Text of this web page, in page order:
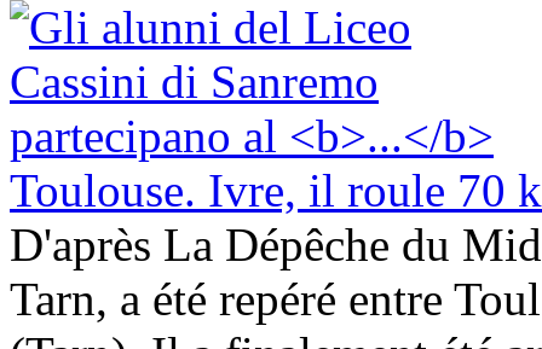
Toulouse. Ivre, il roule 70
D'après La Dépêche du
Tarn, a été repéré entre